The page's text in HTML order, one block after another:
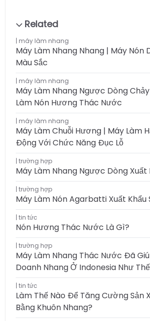
máy làm nhang
Máy Làm Nhang Nhang | Máy Nón
Màu Sắc
máy làm nhang
Máy Làm Nhang Ngược Dòng
Làm Nón Hương Thác Nước
máy làm nhang
Máy Làm Chuỗi Hương | Máy Làm
Động Với Chức Năng Đục Lỗ
trường hợp
Máy Làm Nhang Ngược Dòng Xuất
trường hợp
Máy Làm Nón Agarbatti Xuất Khẩu
tin tức
Nón Hương Thác Nước Là Gì?
trường hợp
Máy Làm Nhang Thác Nước Đã
Doanh Nhang Ở Indonesia Như
tin tức
Làm Thế Nào Để Tăng Cường Sản
Bằng Khuôn Nhang?